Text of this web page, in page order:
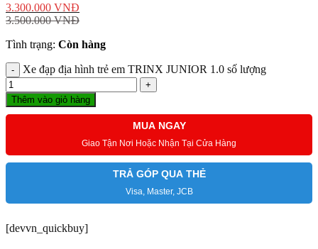
3.300.000 VNĐ
3.500.000VNĐ
Tình trạng: Còn hàng
Xe đạp địa hình trẻ em TRINX JUNIOR 1.0 số lượng
Thêm vào giỏ hàng
MUA NGAY
Giao Tận Nơi Hoặc Nhận Tại Cửa Hàng
TRẢ GÓP QUA THẺ
Visa, Master, JCB
[devvn_quickbuy]